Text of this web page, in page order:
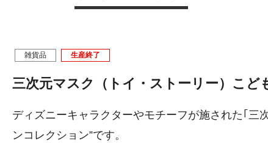
雑貨品 生産終了
三次元マスク（トイ・ストーリー）こど
ディズニーキャラクターやモチーフが施された｢三
ンコレクション”です。